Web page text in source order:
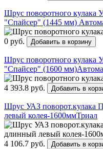
Шрус поворотного кулака
"Спайсер" (1445 мм)
0 руб. Добавить в корзину
Шрус поворотного кулака
"Спайсер" (1600
4 393.8 руб. Добавить в
Шрус УАЗ поворот.кулака
левый колея-1600ммТриал
4 106.7 руб. Добавить в